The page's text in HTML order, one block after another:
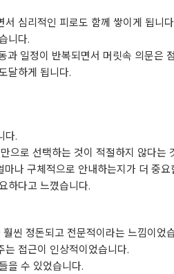
심리적인 피로도 함께 쌓이게 됩니
니다.
일정이 반복되면서 머릿속 의문은
달하게 됩니다.
다.
으로 선택하는 것이 적절하지 않다는
나 구체적으로 안내하는지가 더 중
하다고 느꼈습니다.
씬 정돈되고 전문적이라는 느낌이었
접근이 인상적이었습니다.
을 수 있었습니다.